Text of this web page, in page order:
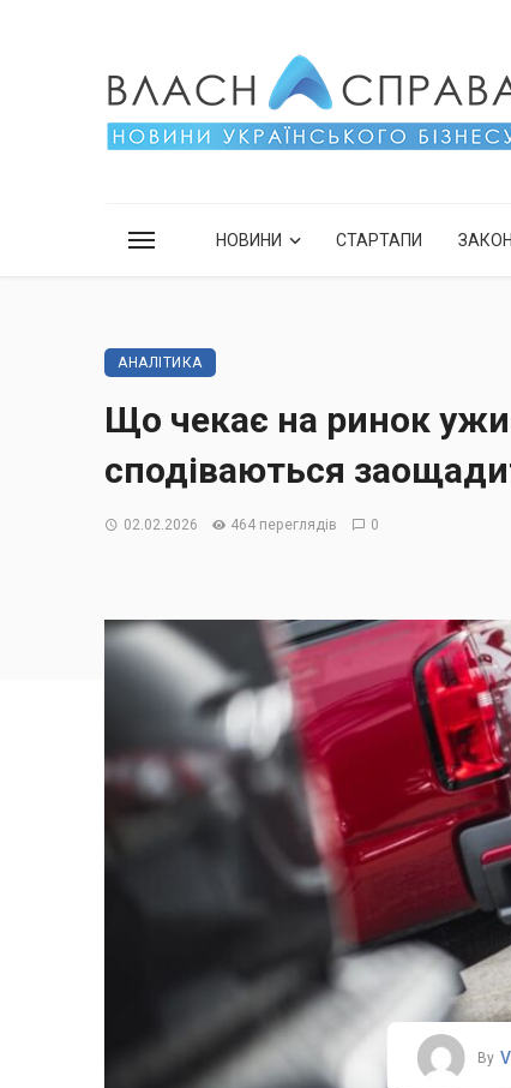
НОВИНИ СТАРТАПИ
АНАЛІТИКА
Що чекає на ринок
сподіваються
02.02.2026 464 переглядів 0
By